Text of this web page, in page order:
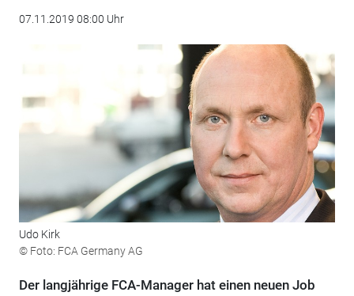
07.11.2019 08:00 Uhr
Udo Kirk
© Foto: FCA Germany AG
Der langjährige FCA-Manager hat einen neuen Job